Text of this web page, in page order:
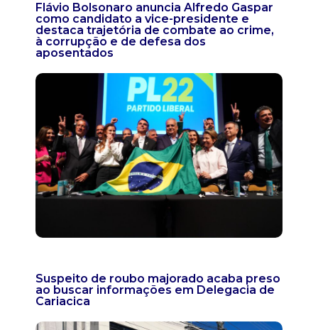
Flávio Bolsonaro anuncia Alfredo Gaspar
como candidato a vice-presidente e
destaca trajetória de combate ao crime,
à corrupção e de defesa dos
aposentados
Suspeito de roubo majorado acaba preso
ao buscar informações em Delegacia de
Cariacica